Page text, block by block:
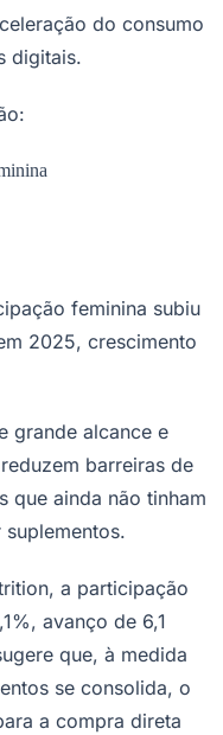
do consumo
digitais.
feminina subiu
2025, crescimento
grande alcance e
barreiras de
que ainda não tinham
a participação
avanço de 6,1
que, à medida
se consolida, o
a compra direta